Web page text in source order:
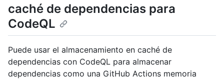
caché de dependencias para
CodeQL
Puede usar el almacenamiento en caché de
dependencias con CodeQL para almacenar
dependencias como una GitHub Actions memoria